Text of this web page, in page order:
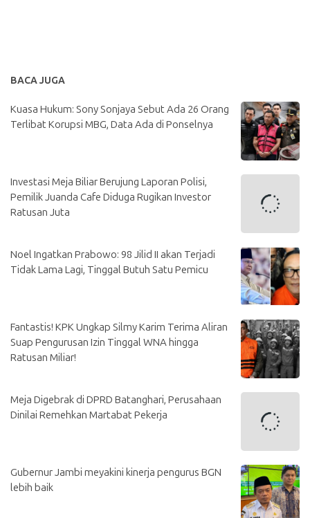
BACA JUGA
Kuasa Hukum: Sony Sonjaya Sebut Ada 26 Orang
Terlibat Korupsi MBG, Data Ada di Ponselnya
Investasi Meja Biliar Berujung Laporan Polisi,
Pemilik Juanda Cafe Diduga Rugikan Investor
Ratusan Juta
Noel Ingatkan Prabowo: 98 Jilid II akan Terjadi
Tidak Lama Lagi, Tinggal Butuh Satu Pemicu
Fantastis! KPK Ungkap Silmy Karim Terima Aliran
Suap Pengurusan Izin Tinggal WNA hingga
Ratusan Miliar!
Meja Digebrak di DPRD Batanghari, Perusahaan
Dinilai Remehkan Martabat Pekerja
Gubernur Jambi meyakini kinerja pengurus BGN
lebih baik